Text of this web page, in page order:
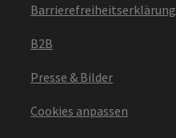
Barrierefreiheitserklärung
B2B
Presse & Bilder
Cookies anpassen